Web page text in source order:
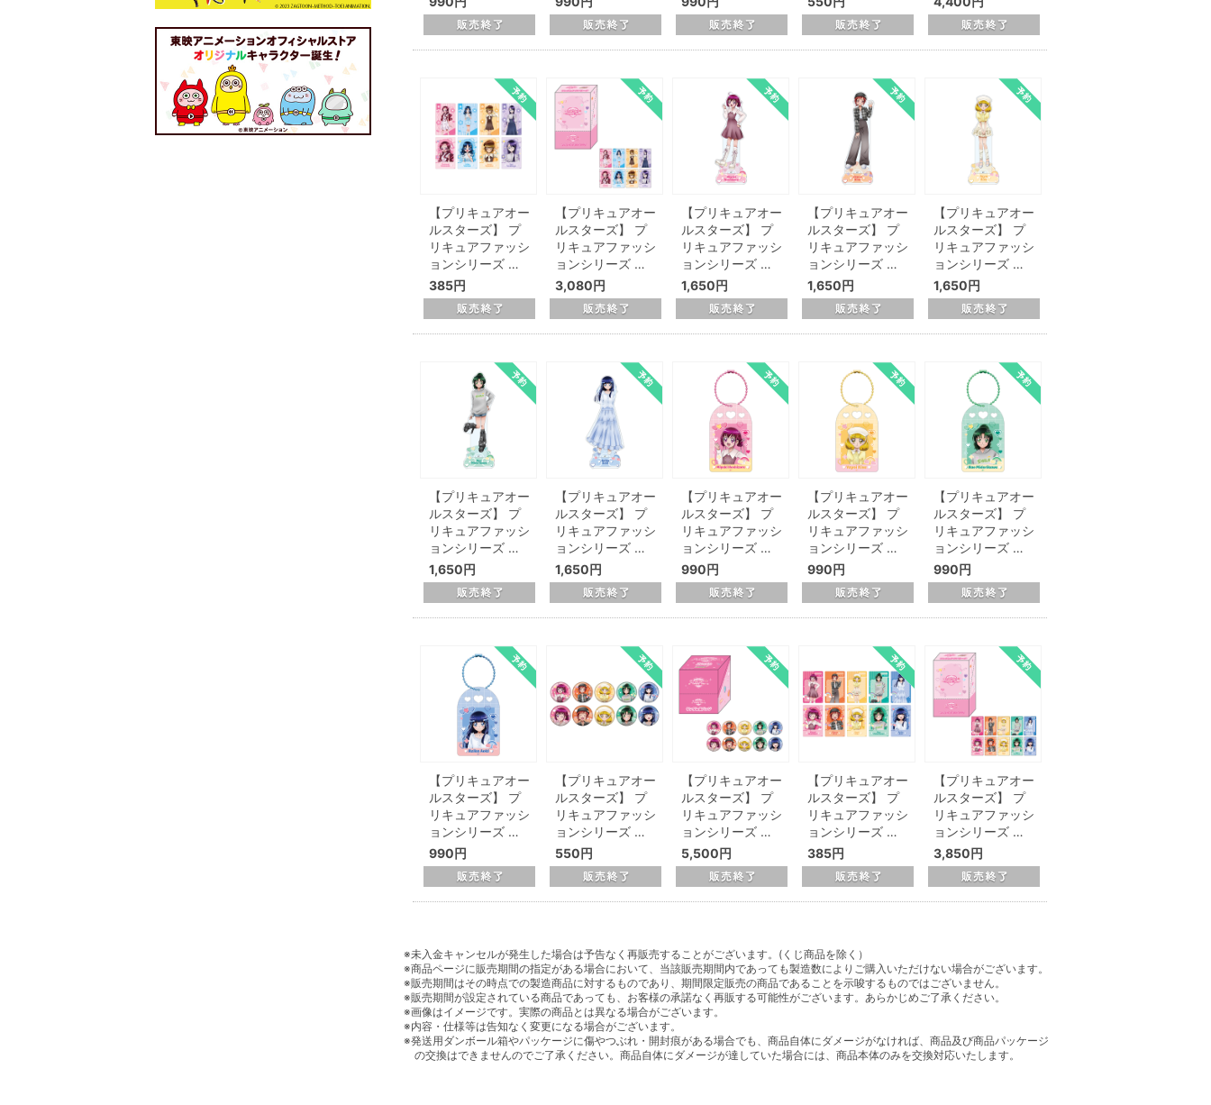
【プリキュアオー
ルスターズ】 プ
リキュアファッシ
ョンシリーズ …
385円
【プリキュアオー
ルスターズ】 プ
リキュアファッシ
ョンシリーズ …
3,080円
【プリキュアオー
ルスターズ】 プ
リキュアファッシ
ョンシリーズ …
1,650円
【プリキュアオー
ルスターズ】 プ
リキュアファッシ
ョンシリーズ …
1,650円
【プリキュアオー
ルスターズ】 プ
リキュアファッシ
ョンシリーズ …
1,650円
【プリキュアオー
ルスターズ】 プ
リキュアファッシ
ョンシリーズ …
1,650円
【プリキュアオー
ルスターズ】 プ
リキュアファッシ
ョンシリーズ …
1,650円
【プリキュアオー
ルスターズ】 プ
リキュアファッシ
ョンシリーズ …
990円
【プリキュアオー
ルスターズ】 プ
リキュアファッシ
ョンシリーズ …
990円
【プリキュアオー
ルスターズ】 プ
リキュアファッシ
ョンシリーズ …
990円
【プリキュアオー
ルスターズ】 プ
リキュアファッシ
ョンシリーズ …
990円
【プリキュアオー
ルスターズ】 プ
リキュアファッシ
ョンシリーズ …
550円
【プリキュアオー
ルスターズ】 プ
リキュアファッシ
ョンシリーズ …
5,500円
【プリキュアオー
ルスターズ】 プ
リキュアファッシ
ョンシリーズ …
385円
【プリキュアオー
ルスターズ】 プ
リキュアファッシ
ョンシリーズ …
3,850円
※未入金キャンセルが発生した場合は予告なく再販売することがございます。(くじ商品を除く）
※商品ページに販売期間の指定がある場合において、当該販売期間内であっても製造数によりご購入いただけない場合がございます。
※販売期間はその時点での製造商品に対するものであり、期間限定販売の商品であることを示唆するものではございません。
※販売期間が設定されている商品であっても、お客様の承諾なく再販する可能性がございます。あらかじめご了承ください。
※画像はイメージです。実際の商品とは異なる場合がございます。
※内容・仕様等は告知なく変更になる場合がございます。
※発送用ダンボール箱やパッケージに傷やつぶれ・開封痕がある場合でも、商品自体にダメージがなければ、商品及び商品パッケージ
の交換はできませんのでご了承ください。商品自体にダメージが達していた場合には、商品本体のみを交換対応いたします。